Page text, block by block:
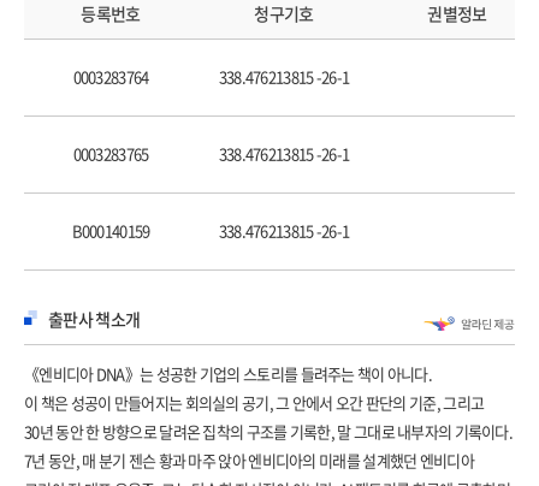
지적 정직함(Intellectual Honesty) : 틀렸음을 인정하는 순간 혁신이 시작된다
ㆍ38
SOL(Speed of Light): 물리적 한계까지 밀어붙여라 ㆍ50
Top 5 Things ㆍ64
AI 시대의 리쿠르팅 DNA ㆍ70
원하는가 ㆍ75
워라밸의 함정 : 한국 사회에서 4.5일제를 외칠 때, 젠슨 황은 ‘고통’을 말한다 ㆍ84
실패'를 다루는 태도: 엔비디아는 어떻게 넘어지고, 왜 다시 일어나는가 ㆍ89
3장 기술의 해자: 왜 아무도 엔비디아를 넘을 수 없는가
등록번호 청구기호 권별정보
0003283764 338.476213815 -26-1
0003283765 338.476213815 -26-1
B000140159 338.476213815 -26-1
출판사 책소개
《엔비디아 DNA》는 성공한 기업의 스토리를 들려주는 책이 아니다.
이 책은 성공이 만들어지는 회의실의 공기, 그 안에서 오간 판단의 기준, 그리고
30년 동안 한 방향으로 달려온 집착의 구조를 기록한, 말 그대로 내부자의 기록이다.
7년 동안, 매 분기 젠슨 황과 마주 앉아 엔비디아의 미래를 설계했던 엔비디아